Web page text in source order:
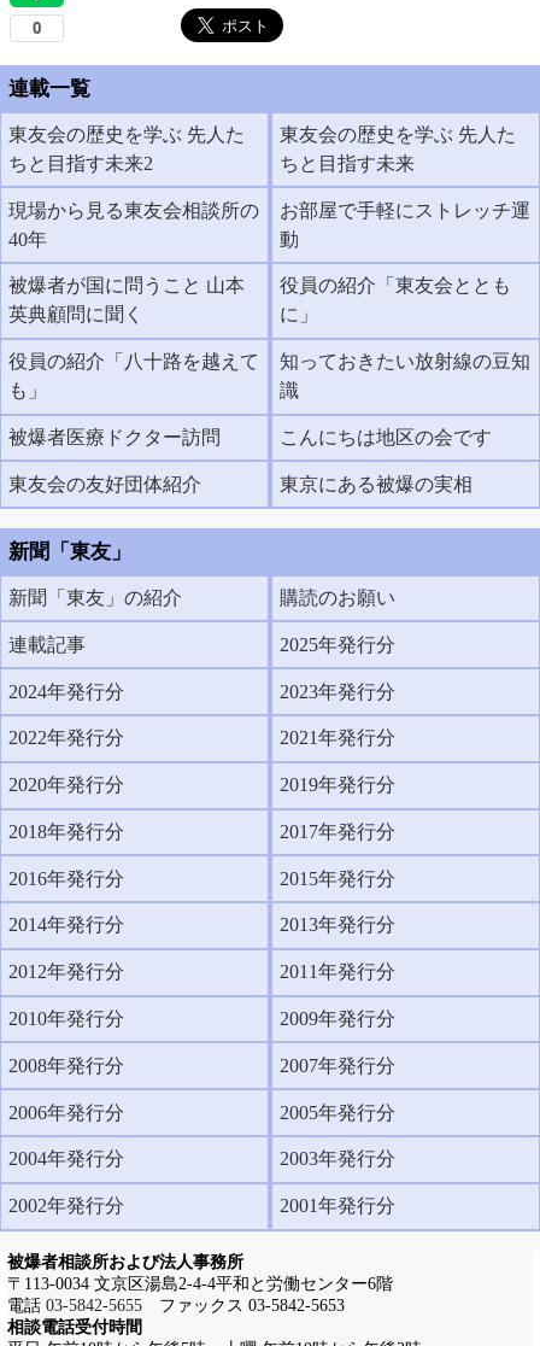
被爆者相談所および法人事務所
〒113-0034 文京区湯島2-4-4平和と労働センター6階
電話 03-5842-5655ファックス 03-5842-5653
相談電話受付時間
連載一覧
東友会の歴史を学ぶ 先人た
ちと目指す未来2
東友会の歴史を学ぶ 先人た
ちと目指す未来
現場から見る東友会相談所の
40年
お部屋で手軽にストレッチ運
動
被爆者が国に問うこと 山本
英典顧問に聞く
役員の紹介「東友会ととも
に」
役員の紹介「八十路を越えて
も」
知っておきたい放射線の豆知
識
被爆者医療ドクター訪問 こんにちは地区の会です
東友会の友好団体紹介 東京にある被爆の実相
新聞「東友」
新聞「東友」の紹介 購読のお願い
連載記事 2025年発行分
2024年発行分 2023年発行分
2022年発行分 2021年発行分
2020年発行分 2019年発行分
2018年発行分 2017年発行分
2016年発行分 2015年発行分
2014年発行分 2013年発行分
2012年発行分 2011年発行分
2010年発行分 2009年発行分
2008年発行分 2007年発行分
2006年発行分 2005年発行分
2004年発行分 2003年発行分
2002年発行分 2001年発行分